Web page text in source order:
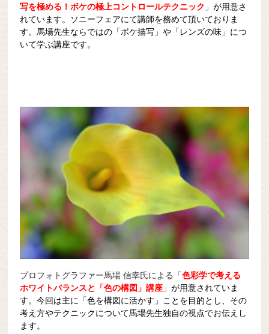
写を極める！ボケの極上コントロールテクニック 」が用意さ
れています。ソニーフェアにて講師を務めて頂いておりま
す。馬場先生ならではの「ボケ描写」や「レンズの味」につ
いて学ぶ講座です。
プロフォトグラファー馬場 信幸氏による「色彩学で考える
ホワイトバランスと「色の構図」講座 」が用意されていま
す。今回は主に「色を構図に活かす」ことを目的とし、その
考え方やテクニックについて馬場先生独自の視点でお伝えし
ます。